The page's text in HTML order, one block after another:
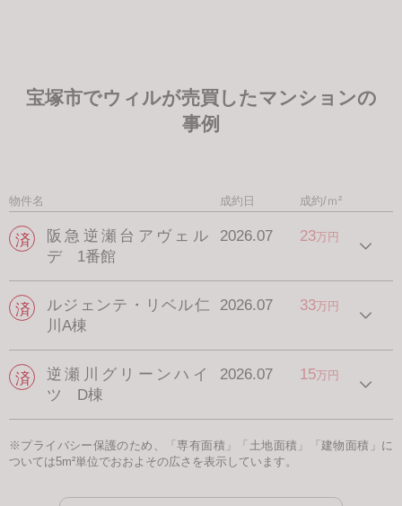
宝塚市でウィルが売買したマンションの
事例
物件名 成約日 成約/ｍ²
阪急逆瀬台アヴェル
デ 1番館
2026.07 23万円
ルジェンテ・リベル仁
川A棟
2026.07 33万円
逆瀬川グリーンハイ
ツ D棟
2026.07 15万円
※プライバシー保護のため、「専有面積」「土地面積」「建物面積」に
ついては5m²単位でおおよその広さを表示しています。